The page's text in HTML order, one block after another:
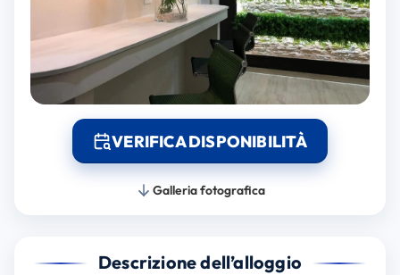
VERIFICA DISPONIBILITÀ
Galleria fotografica
Descrizione dell’alloggio